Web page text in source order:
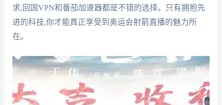
求,回国VPN和番茄加速器都是不错的选择。只有拥抱先
进的科技,你才能真正享受到奥运会射箭直播的魅力所
在。